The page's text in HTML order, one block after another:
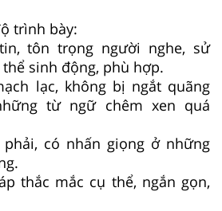
trình bày:
tôn trọng người nghe, sử
sinh động, phù hợp.
lạc, không bị ngắt quãng
từ ngữ chêm xen quá
có nhấn giọng ở những
thắc mắc cụ thể, ngắn gọn,